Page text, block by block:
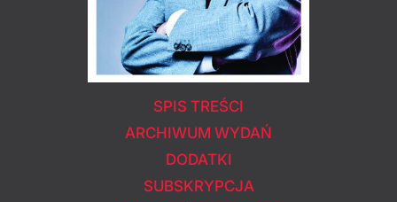
SPIS TREŚCI
ARCHIWUM WYDAŃ
DODATKI
SUBSKRYPCJA